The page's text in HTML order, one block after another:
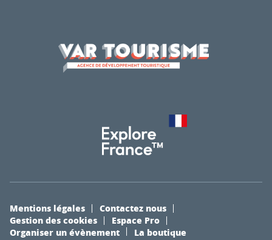
Mentions légales
Contactez nous
Gestion des cookies
Espace Pro
Organiser un évènement
La boutique